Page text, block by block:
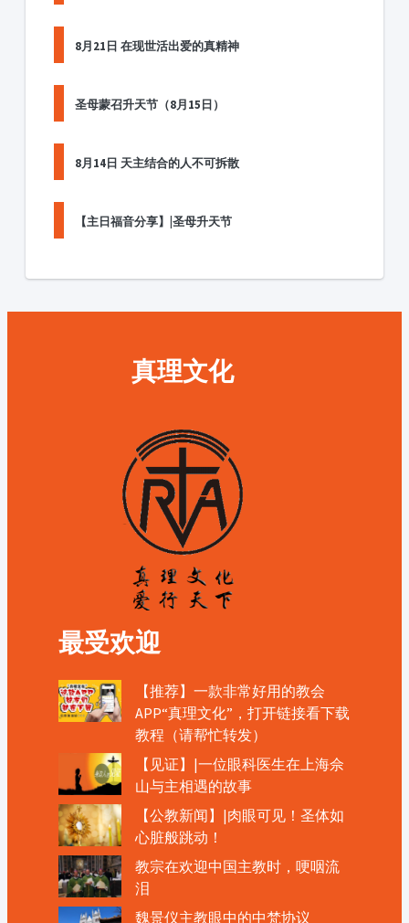
8月21日 在现世活出爱的真精神
圣母蒙召升天节（8月15日）
8月14日 天主结合的人不可拆散
【主日福音分享】|圣母升天节
真理文化
最受欢迎
【推荐】一款非常好用的教会
APP“真理文化”，打开链接看下载
教程（请帮忙转发）
【见证】|一位眼科医生在上海佘
山与主相遇的故事
【公教新闻】|肉眼可见！圣体如
心脏般跳动！
教宗在欢迎中国主教时，哽咽流
泪
魏景仪主教眼中的中梵协议